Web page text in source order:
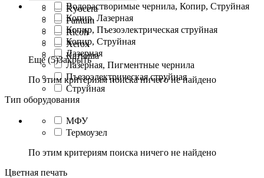
Kyocera
Pantum
Ricoh
Xerox
Катюша
Водорастворимые чернила, Копир, Струйная
Копир, Лазерная
Копир, Пъезоэлектрическая струйная
Копир, Струйная
Лазерная
Лазерная, Пигментные чернила
Пъезоэлектрическая струйная
Струйная
Еще (5)Закрыть
По этим критериям поиска ничего не найдено
Тип оборудования
МФУ
Термоузел
По этим критериям поиска ничего не найдено
Цветная печать